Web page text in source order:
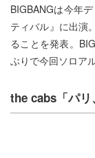
BIGBANGは今年
ティバル』に出演
ることを発表。
ぶりで今回ソロア
the cabs「​パリ